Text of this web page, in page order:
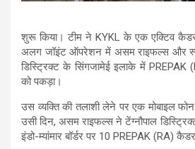
शुरू किया। टीम ने KYKL के एक एक्टिव
अलग जॉइंट ऑपरेशन में असम राइफल्स और
डिस्ट्रिक्ट के सिंगजामेई इलाके में
को पकड़ा।
उस व्यक्ति की तलाशी लेने पर एक मोबाइल
उसी दिन, असम राइफल्स ने टेंग्नौपाल
इंडो-म्यांमार बॉर्डर पर 10 PREPAK (RA)